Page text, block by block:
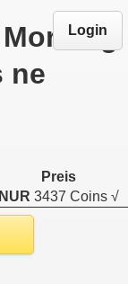
Login
ne
Preis
NUR 3437 Coins √